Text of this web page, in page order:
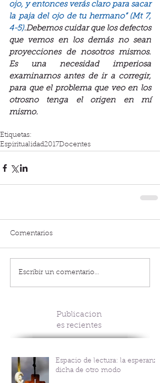
ojo, y entonces verás claro para sacar
la paja del ojo de tu hermano” (Mt 7,
4-5).Debemos cuidar que los defectos
que vemos en los demás no sean
proyecciones de nosotros mismos.
Es una necesidad imperiosa
examinarnos antes de ir a corregir,
para que el problema que veo en los
otrosno tenga el origen en mí
mismo.
Etiquetas:
Espiritualidad2017Docentes
Comentarios
Escribir un comentario...
Publicacion
es recientes
Espacio de lectura: la esperanza
dicha de otro modo